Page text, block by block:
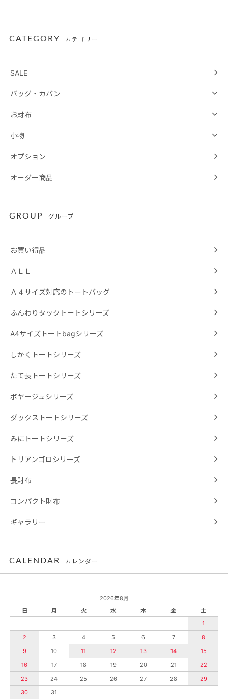
CATEGORY カテゴリー
SALE
バッグ・カバン
お財布
小物
オプション
オーダー商品
GROUP グループ
お買い得品
ＡＬＬ
Ａ４サイズ対応のトートバッグ
ふんわりタックトートシリーズ
A4サイズトートbagシリーズ
しかくトートシリーズ
たて長トートシリーズ
ボヤージュシリーズ
ダックストートシリーズ
みにトートシリーズ
トリアンゴロシリーズ
長財布
コンパクト財布
ギャラリー
CALENDAR カレンダー
2026年8月
日
月 火 水 木 金
土
1
2
3 4 5 6 7
8
9
10 11 12 13 14
15
16
17 18 19 20 21
22
23
24 25 26 27 28
29
30
31